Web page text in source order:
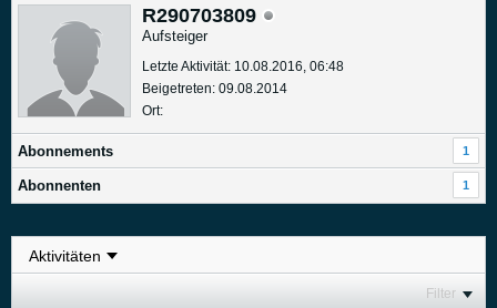
R290703809
Aufsteiger
Letzte Aktivität: 10.08.2016, 06:48
Beigetreten: 09.08.2014
Ort:
Abonnements 1
Abonnenten 1
Filter